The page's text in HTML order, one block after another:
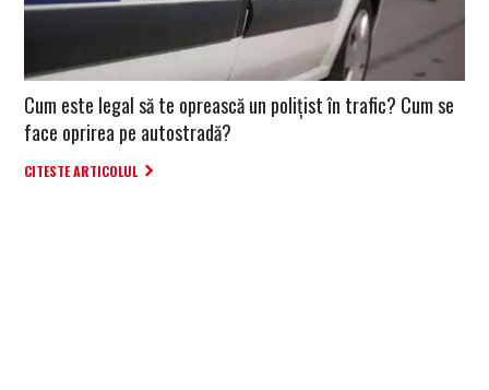
Cum este legal să te oprească un polițist în trafic? Cum se
face oprirea pe autostradă?
CITESTE ARTICOLUL